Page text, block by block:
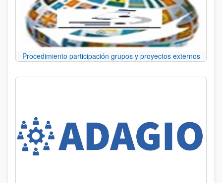
Procedimiento participación grupos y proyectos externos